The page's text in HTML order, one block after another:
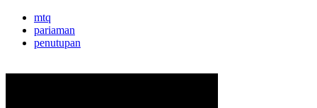
mtq
pariaman
penutupan